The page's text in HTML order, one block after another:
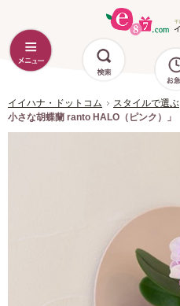
イイハナ・ドットコム スタイルで選ぶ
小さな胡蝶蘭 ranto HALO（ピンク）」